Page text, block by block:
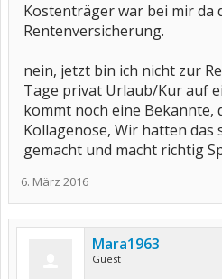
Rentenversicherung? Gehst du denn
da ich im Essensthread gelesen
Kostenträger war bei mir da
Rentenversicherung.
nein, jetzt bin ich nicht zur
Tage privat Urlaub/Kur auf
kommt noch eine Bekannte,
Kollagenose, Wir hatten das
gemacht und macht richtig
6. März 2016
Mara1963
Guest